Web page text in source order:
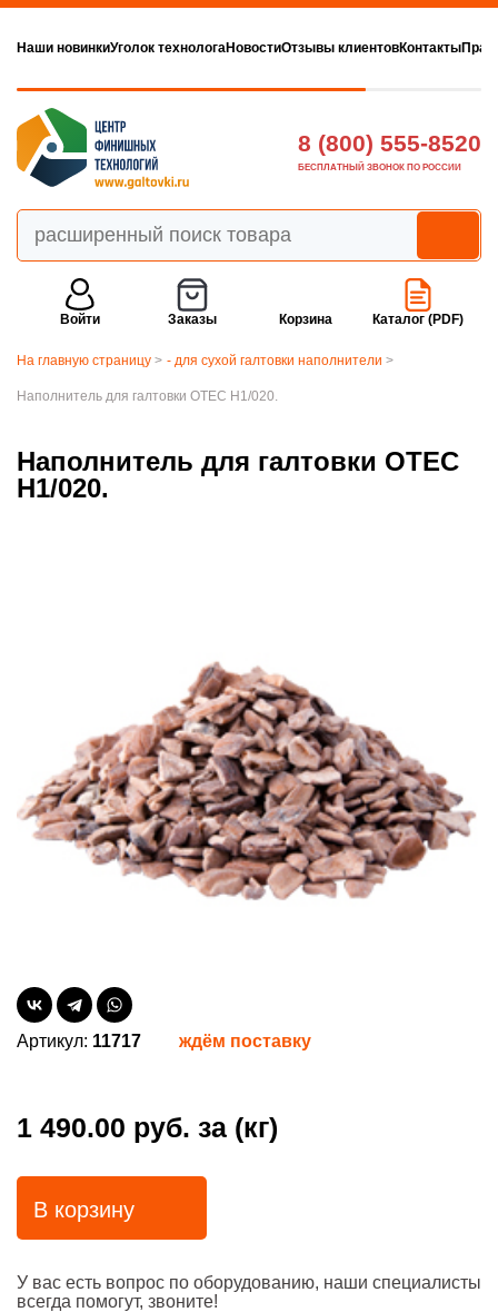
Наши новинкиУголок технологаНовостиОтзывы клиентовКонтакты
8 (800) 555-8520
БЕСПЛАТНЫЙ ЗВОНОК ПО РОССИИ
Войти Заказы Корзина Каталог (PDF)
На главную страницу > - для сухой галтовки наполнители >
Наполнитель для галтовки OTEC H1/020.
Наполнитель для галтовки OTEC
H1/020.
Артикул: 11717 ждём поставку
1 490.00 руб. за (кг)
В корзину
У вас есть вопрос по оборудованию, наши специалисты
всегда помогут, звоните!